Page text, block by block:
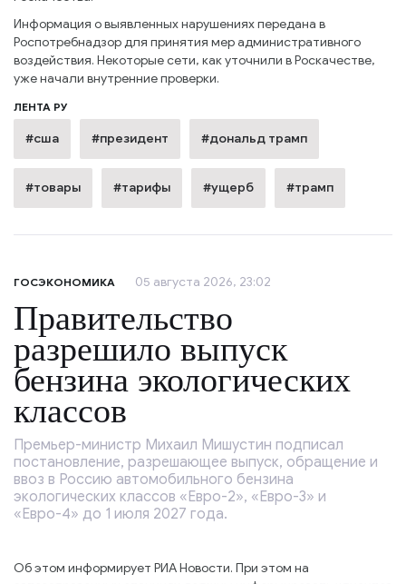
Информация о выявленных нарушениях передана в
Роспотребнадзор для принятия мер административного
воздействия. Некоторые сети, как уточнили в Роскачестве,
уже начали внутренние проверки.
ЛЕНТА РУ
#сша #президент #дональд трамп
#товары #тарифы #ущерб #трамп
ГОСЭКОНОМИКА 05 августа 2026, 23:02
Правительство
разрешило выпуск
бензина экологических
классов
Премьер-министр Михаил Мишустин подписал
постановление, разрешающее выпуск, обращение и
ввоз в Россию автомобильного бензина
экологических классов «Евро-2», «Евро-3» и
«Евро-4» до 1 июля 2027 года.
Об этом информирует РИА Новости. При этом на